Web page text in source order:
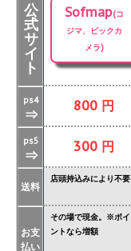
公
式
サ
イ
ト
Sofmap(コ
ジマ、ビックカ
メラ)
ps4
⇒ 800 円
ps5
⇒ 300 円
送料
店頭持込みにより不要
お支
払い
その場で現金。※ポイ
ントなら増額